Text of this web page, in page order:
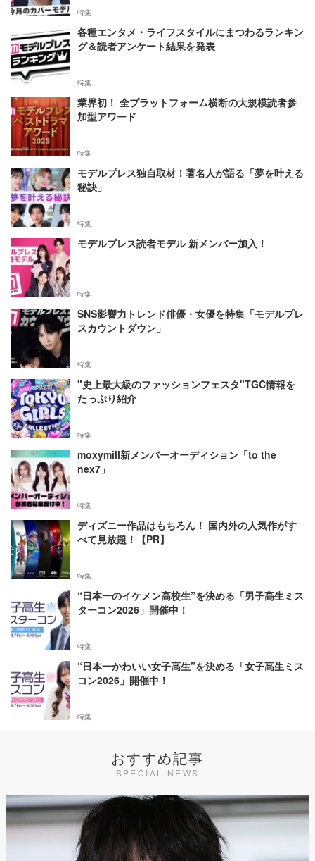
特集
各種エンタメ・ライフスタイルにまつわるランキン
グ＆読者アンケート結果を発表
特集
業界初！ 全プラットフォーム横断の大規模読者参
加型アワード
特集
モデルプレス独自取材！著名人が語る「夢を叶える
秘訣」
特集
モデルプレス読者モデル 新メンバー加入！
特集
SNS影響力トレンド俳優・女優を特集「モデルプレ
スカウントダウン」
特集
"史上最大級のファッションフェスタ"TGC情報を
たっぷり紹介
特集
moxymill新メンバーオーディション「to the
nex7」
特集
ディズニー作品はもちろん！ 国内外の人気作がす
べて見放題！【PR】
特集
“日本一のイケメン高校生”を決める「男子高生ミス
ターコン2026」開催中！
特集
“日本一かわいい女子高生”を決める「女子高生ミス
コン2026」開催中！
特集
おすすめ記事
SPECIAL NEWS